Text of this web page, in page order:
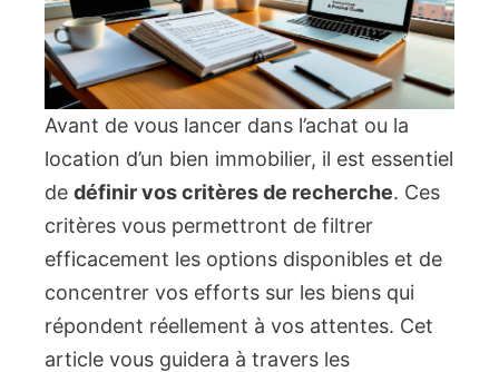
Avant de vous lancer dans l’achat ou la
location d’un bien immobilier, il est essentiel
de définir vos critères de recherche. Ces
critères vous permettront de filtrer
efficacement les options disponibles et de
concentrer vos efforts sur les biens qui
répondent réellement à vos attentes. Cet
article vous guidera à travers les